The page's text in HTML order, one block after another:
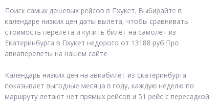
Поиск самых дешевых рейсов в Пхукет. Выбирайте в
календаре низких цен даты вылета, чтобы сравнивать
стоимость перелета и купить билет на самолет из
Екатеринбурга в Пхукет недорого от 13188 руб.Про
авиаперелеты на нашем сайте
Календарь низких цен на авиабилет из Екатеринбурга
показывает выгодные месяца в году, каждую неделю по
маршруту летают нет прямых рейсов и 51 рейс с пересадкой.